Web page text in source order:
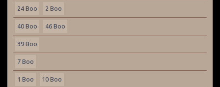
24 Boo 2 Boo
40 Boo 46 Boo
39 Boo
7 Boo
1 Boo 10 Boo